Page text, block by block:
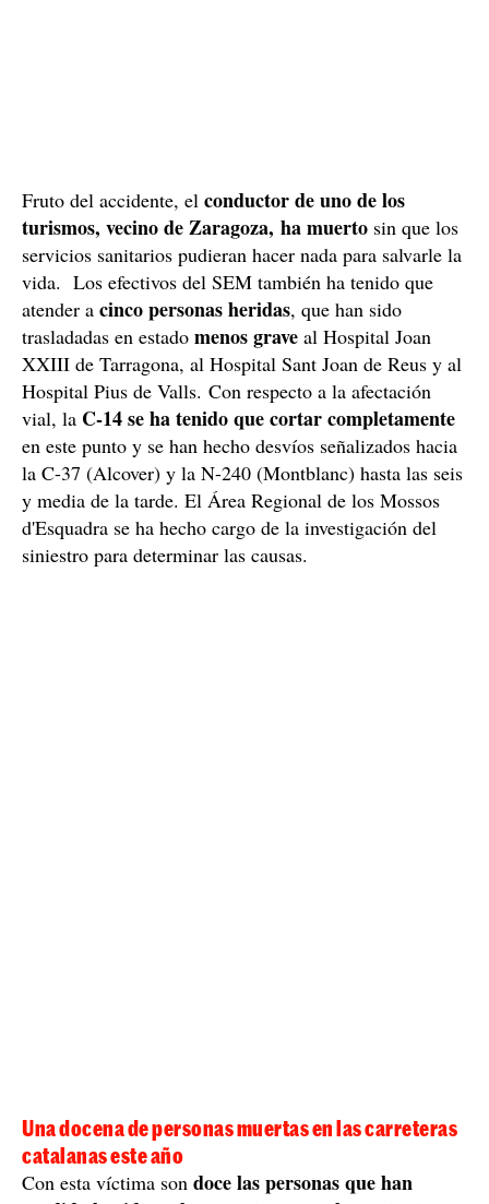
Fruto del accidente, el conductor de uno de los
turismos, vecino de Zaragoza, ha muerto sin que los
servicios sanitarios pudieran hacer nada para salvarle la
vida. Los efectivos del SEM también ha tenido que
atender a cinco personas heridas, que han sido
trasladadas en estado menos grave al Hospital Joan
XXIII de Tarragona, al Hospital Sant Joan de Reus y al
Hospital Pius de Valls. Con respecto a la afectación
vial, la C-14 se ha tenido que cortar completamente
en este punto y se han hecho desvíos señalizados hacia
la C-37 (Alcover) y la N-240 (Montblanc) hasta las seis
y media de la tarde. El Área Regional de los Mossos
d'Esquadra se ha hecho cargo de la investigación del
siniestro para determinar las causas.
Una docena de personas muertas en las carreteras
catalanas este año
Con esta víctima son doce las personas que han